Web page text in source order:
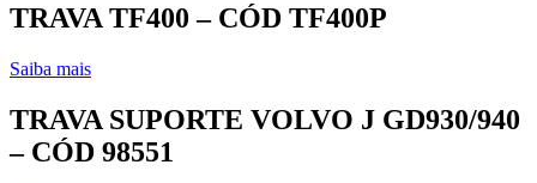
TRAVA TF400 – CÓD TF400P
Saiba mais
TRAVA SUPORTE VOLVO J GD930/940
– CÓD 98551